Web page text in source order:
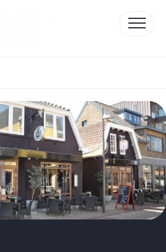
Protected by WP Anti-Hacker